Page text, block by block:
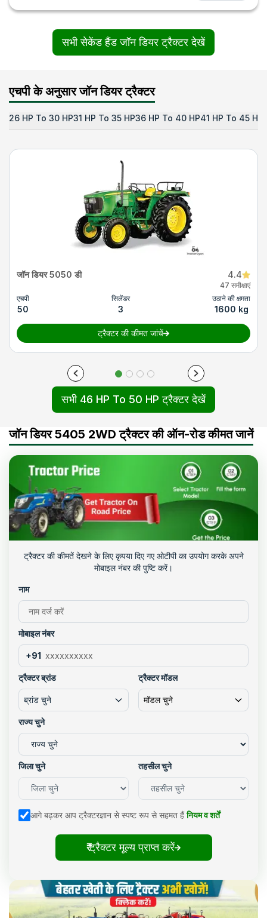
सभी सेकेंड हैंड जॉन डियर ट्रैक्टर देखें
एचपी के अनुसार जॉन डियर ट्रैक्टर
26 HP To 30 HP31 HP To 35 HP36 HP To 40 HP41 HP To 45 HP
जॉन डियर 5050 डी 4.4
47 समीक्षाएं
एचपी
50
सिलेंडर
3
उठाने की क्षमता
1600 kg
ट्रैक्टर की कीमत जांचें
सभी 46 HP To 50 HP ट्रैक्टर देखें
जॉन डियर 5405 2WD ट्रैक्टर की ऑन-रोड कीमत जानें
ट्रैक्टर की कीमतें देखने के लिए कृपया दिए गए ओटीपी का उपयोग करके अपने
मोबाइल नंबर की पुष्टि करें।
नाम
मोबाइल नंबर
+91
ट्रैक्टर ब्रांड
ब्रांड चुने
ट्रैक्टर मॉडल
मॉडल चुने
राज्य चुने
जिला चुने तहसील चुने
आगे बढ़कर आप ट्रैक्टरज्ञान से स्पष्ट रूप से सहमत हैं नियम व शर्तें
₹ ट्रैक्टर मूल्य प्राप्त करें